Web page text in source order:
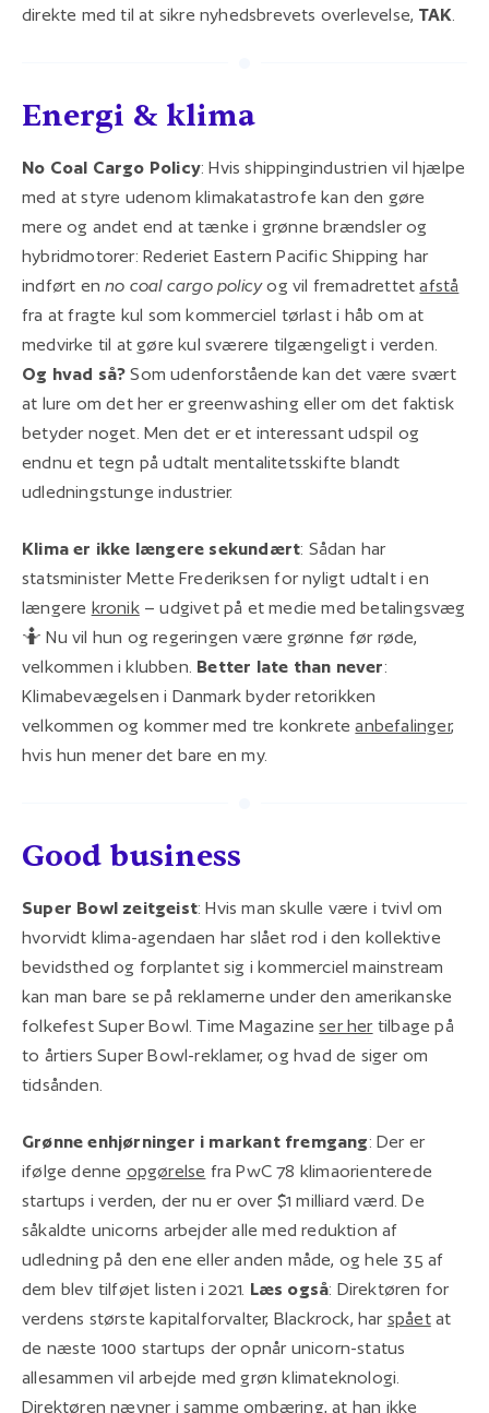
direkte med til at sikre nyhedsbrevets overlevelse, TAK
Energi & klima
No Coal Cargo Policy: Hvis shippingindustrien vil hjælpe
med at styre udenom klimakatastrofe kan den gøre
mere og andet end at tænke i grønne brændsler og
hybridmotorer: Rederiet Eastern Pacific Shipping har
indført enno coal cargo policyog vil fremadrettetafstå
fra at fragte kul som kommerciel tørlast i håb om at
medvirke til at gøre kul sværere tilgængeligt i verden.
Og hvad så?Som udenforstående kan det være svært
at lure om det her er greenwashing eller om det faktisk
betyder noget. Men det er et interessant udspil og
endnu et tegn på udtalt mentalitetsskifte blandt
udledningstunge industrier.
Klima er ikke længere sekundært: Sådan har
statsminister Mette Frederiksen for nyligt udtalt i en
længere kronik– udgivet på et medie med betalingsvæg
🤷 Nu vil hun og regeringen være grønne før røde,
velkommen i klubben. Better late than never:
Klimabevægelsen i Danmark byder retorikken
velkommen og kommer med tre konkreteanbefalinger,
hvis hun mener det bare en my.
Good business
Super Bowl zeitgeist: Hvis man skulle være i tvivl om
hvorvidt klima-agendaen har slået rod i den kollektive
bevidsthed og forplantet sig i kommerciel mainstream
kan man bare se på reklamerne under den amerikanske
folkefest Super Bowl. Time Magazineser hertilbage på
to årtiers Super Bowl-reklamer, og hvad de siger om
tidsånden.
Grønne enhjørninger i markant fremgang: Der er
ifølge denne opgørelse fra PwC 78 klimaorienterede
startups i verden, der nu er over $1 milliard værd. De
såkaldte unicorns arbejder alle med reduktion af
udledning på den ene eller anden måde, og hele 35 af
dem blev tilføjet listen i 2021. Læs også: Direktøren for
verdens største kapitalforvalter, Blackrock, har spåetat
de næste 1000 startups der opnår unicorn-status
allesammen vil arbejde med grøn klimateknologi.
Direktøren nævner i samme ombæring, at han ikke